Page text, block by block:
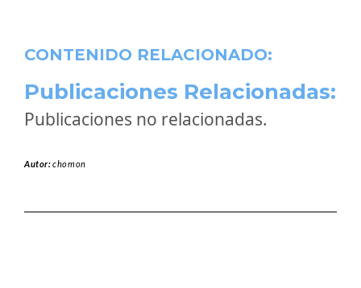
CONTENIDO RELACIONADO:
Publicaciones Relacionadas:
Publicaciones no relacionadas.
Autor:chomon